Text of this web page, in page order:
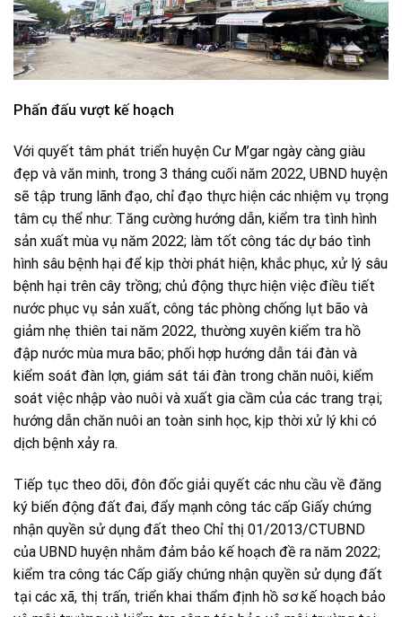
Phấn đấu vượt kế hoạch
Với quyết tâm phát triển huyện Cư M’gar ngày càng giàu
đẹp và văn minh, trong 3 tháng cuối năm 2022, UBND huyện
sẽ tập trung lãnh đạo, chỉ đạo thực hiện các nhiệm vụ trọng
tâm cụ thể như: Tăng cường hướng dẫn, kiểm tra tình hình
sản xuất mùa vụ năm 2022; làm tốt công tác dự báo tình
hình sâu bệnh hại để kịp thời phát hiện, khắc phục, xử lý sâu
bệnh hại trên cây trồng; chủ động thực hiện việc điều tiết
nước phục vụ sản xuất, công tác phòng chống lụt bão và
giảm nhẹ thiên tai năm 2022, thường xuyên kiểm tra hồ
đập nước mùa mưa bão; phối hợp hướng dẫn tái đàn và
kiểm soát đàn lợn, giám sát tái đàn trong chăn nuôi, kiểm
soát việc nhập vào nuôi và xuất gia cầm của các trang trại;
hướng dẫn chăn nuôi an toàn sinh học, kịp thời xử lý khi có
dịch bệnh xảy ra.
Tiếp tục theo dõi, đôn đốc giải quyết các nhu cầu về đăng
ký biến động đất đai, đẩy mạnh công tác cấp Giấy chứng
nhận quyền sử dụng đất theo Chỉ thị 01/2013/CTUBND
của UBND huyện nhằm đảm bảo kế hoạch đề ra năm 2022;
kiểm tra công tác Cấp giấy chứng nhận quyền sử dụng đất
tại các xã, thị trấn, triển khai thẩm định hồ sơ kế hoạch bảo